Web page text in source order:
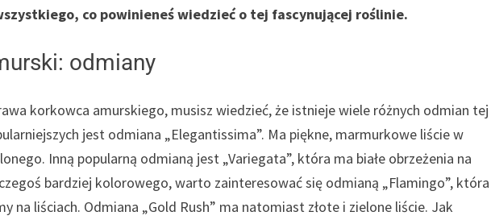
co powinieneś wiedzieć o tej fascynującej roślinie.
odmiany
korkowca amurskiego, musisz wiedzieć, że istnieje wiele różnych odmian tej
jest odmiana „Elegantissima”. Ma piękne, marmurkowe liście w
Inną popularną odmianą jest „Variegata”, która ma białe obrzeżenia na
bardziej kolorowego, warto zainteresować się odmianą „Flamingo”, która
na liściach. Odmiana „Gold Rush” ma natomiast złote i zielone liście. Jak